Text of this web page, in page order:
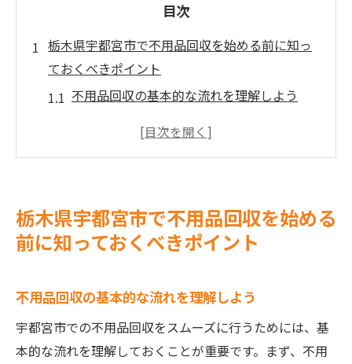
目次
栃木県宇都宮市で不用品回収を始める前に知っ
ておくべきポイント
不用品回収の基本的な流れを理解しよう
宇都宮市での不用品回収に必要な手続きと
方
安全に不用品を処分するためのポイント
地元密着サービスで効率的に不用品回収をする
方法
地元業者の選択で得られるメリット
栃木県宇都宮市で不用品回収を始める
前に知っておくべきポイント
不用品回収の基本的な流れを理解しよう
宇都宮市での不用品回収をスムーズに行うためには、基
本的な流れを理解しておくことが重要です。まず、不用